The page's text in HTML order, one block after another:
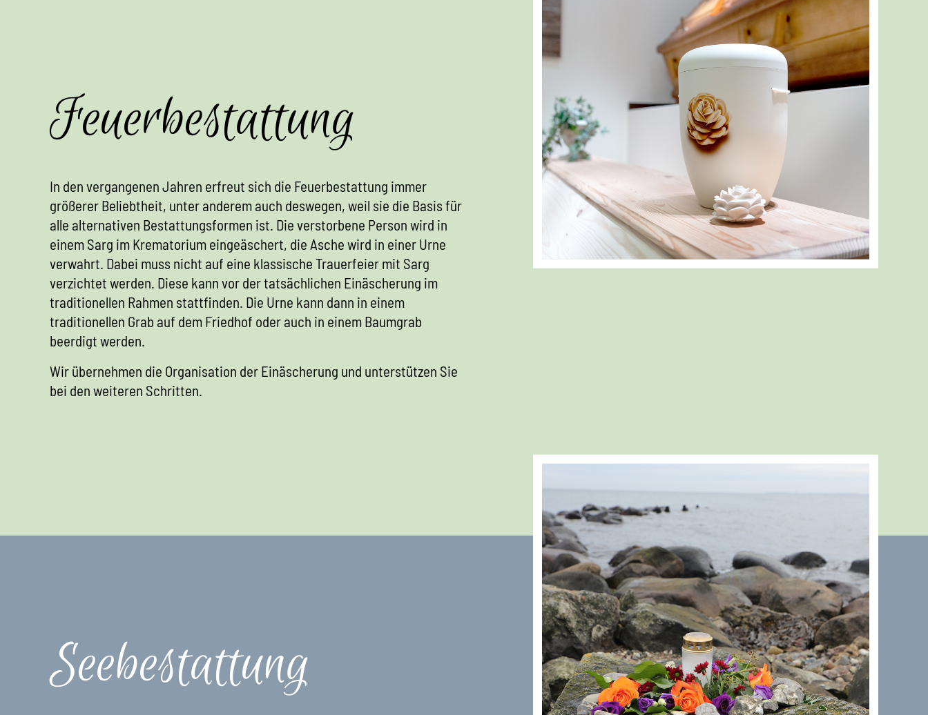
Feuerbestattung
In den vergangenen Jahren erfreut sich die Feuerbestattung immer
größerer Beliebtheit, unter anderem auch deswegen, weil sie die Basis für
alle alternativen Bestattungsformen ist. Die verstorbene Person wird in
einem Sarg im Krematorium eingeäschert, die Asche wird in einer Urne
verwahrt. Dabei muss nicht auf eine klassische Trauerfeier mit Sarg
verzichtet werden. Diese kann vor der tatsächlichen Einäscherung im
traditionellen Rahmen stattfinden. Die Urne kann dann in einem
traditionellen Grab auf dem Friedhof oder auch in einem Baumgrab
beerdigt werden.
Wir übernehmen die Organisation der Einäscherung und unterstützen Sie
bei den weiteren Schritten.
Seebestattung